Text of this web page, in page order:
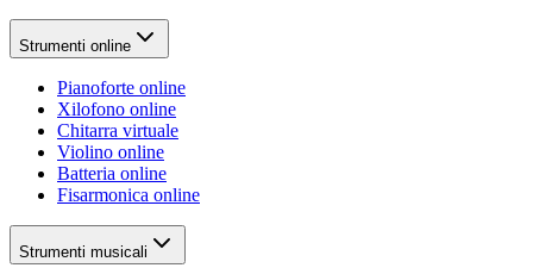
Strumenti online
Pianoforte online
Xilofono online
Chitarra virtuale
Violino online
Batteria online
Fisarmonica online
Strumenti musicali